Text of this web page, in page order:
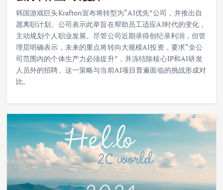
韩国游戏巨头Krafton宣布将转型为“AI优先”公司，并推出自
愿离职计划。公司表示此举旨在帮助员工适应AI时代的变化，
主动规划个人职业发展。尽管公司近期录得创纪录利润，但管
理层明确表示，未来的重点将转向大规模AI投资，要求“全公
司范围内的个体生产力必须提升”，并冻结除核心IP和AI研发
人员外的招聘。这一策略与当前AI项目普遍面临的挑战形成对
比。